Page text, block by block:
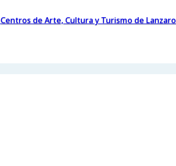
Centros de Arte, Cultura y Turismo de